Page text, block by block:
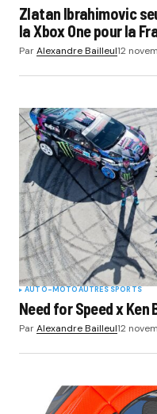
Zlatan Ibrahimovic
la Xbox One pour la
ParAlexandre Bailleul12
AUTO-MOTOAUTRES SPORTS
Need for Speed x Ken
ParAlexandre Bailleul12